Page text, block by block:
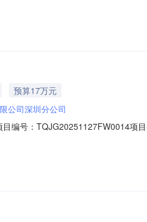
市中报兴图软件科技有限公司,广东
预算17万元
公司深圳分公司
编号：TQJG20251127FW0014项
：170000.0评审办法：公告信息